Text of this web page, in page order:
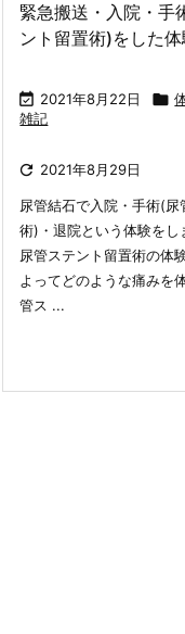
緊急搬送・入院・手
ント留置術)をした
 2021年8月22日 
雑記
 2021年8月29日
尿管結石で入院・手術(尿
術)・退院という体験をし
尿管ステント留置術の体
よってどのような痛みを
管ス ...